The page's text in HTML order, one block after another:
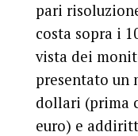
pari
costa sopra i
vista dei
presentato un
dollari (prima
euro) e